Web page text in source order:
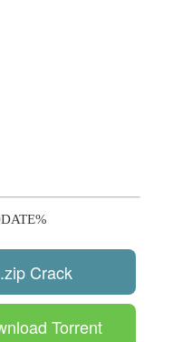
.zip Crack
Torrent